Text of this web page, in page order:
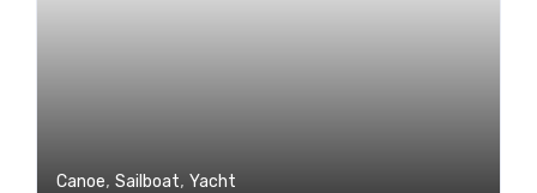
Canoe, Sailboat, Yacht